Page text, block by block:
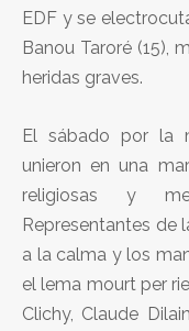
EDF y se
Banou Taroré (15),
heridas graves.
El sábado por la
unieron en una
religiosas y
Representantes de
a la calma y los
el lema mourt per
Clichy, Claude